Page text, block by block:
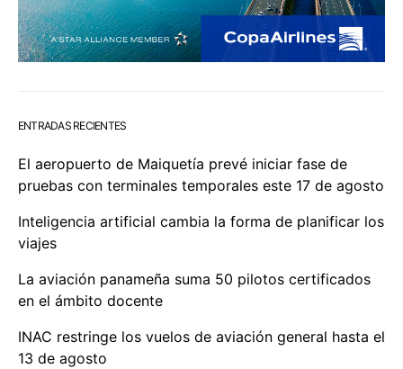
ENTRADAS RECIENTES
El aeropuerto de Maiquetía prevé iniciar fase de
pruebas con terminales temporales este 17 de agosto
Inteligencia artificial cambia la forma de planificar los
viajes
La aviación panameña suma 50 pilotos certificados
en el ámbito docente
INAC restringe los vuelos de aviación general hasta el
13 de agosto